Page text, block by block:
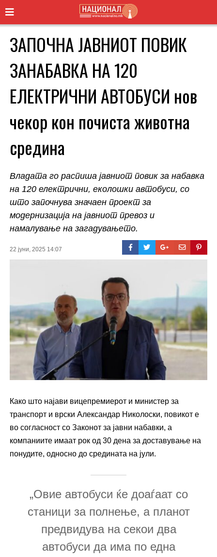
ЗАПОЧНА ЈАВНИОТ ПОВИК
ЗАНАБАВКА НА 120
ЕЛЕКТРИЧНИ АВТОБУСИ нов
чекор кон почиста животна
средина
Владата го распиша јавниот повик за набавка
на 120 електрични, еколошки автобуси, со
што започнува значаен проект за
модернизација на јавниот превоз и
намалување на загадувањето.
22 јуни, 2025 14:07
Како што најави вицепремиерот и министер за
транспорт и врски Александар Николоски, повикот е
во согласност со Законот за јавни набавки, а
компаниите имаат рок од 30 дена за доставување на
понудите, односно до средината на јули.
„Овие автобуси ќе доаѓаат со
станици за полнење, а планот
предвидува на секои два
автобуси да има по една